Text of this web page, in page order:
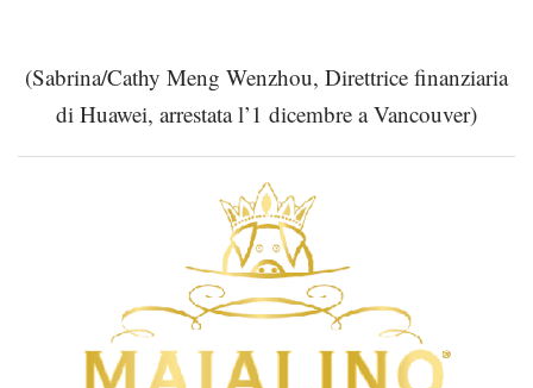
(Sabrina/Cathy Meng Wenzhou, Direttrice finanziaria
di Huawei, arrestata l’1 dicembre a Vancouver)